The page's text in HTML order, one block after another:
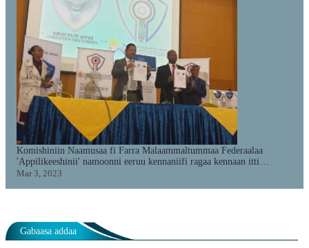
Komishiniin Naamusaa fi Farra Malaammaltummaa Federaalaa
'Appilikeeshinii' namoonni eeruu kennaniifi ragaa kennaan itti
fayyadamuu danda'an ifa godhe.
Mar 3, 2023
Gabaasa addaa